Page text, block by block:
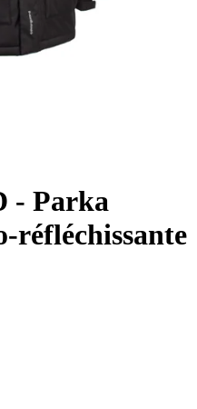
- Parka
réfléchissante